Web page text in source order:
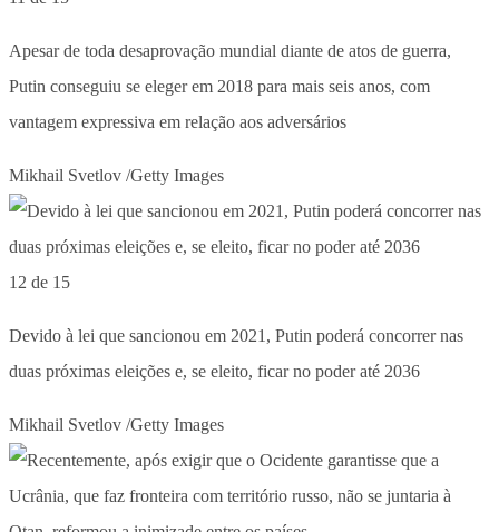
Apesar de toda desaprovação mundial diante de atos de guerra,
Putin conseguiu se eleger em 2018 para mais seis anos, com
vantagem expressiva em relação aos adversários
Mikhail Svetlov /Getty Images
12 de 15
Devido à lei que sancionou em 2021, Putin poderá concorrer nas
duas próximas eleições e, se eleito, ficar no poder até 2036
Mikhail Svetlov /Getty Images